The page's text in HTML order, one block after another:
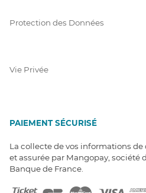
Protection des Données
Vie Privée
PAIEMENT SÉCURISÉ
La collecte de vos informations
et assurée par Mangopay, société
Banque de France.